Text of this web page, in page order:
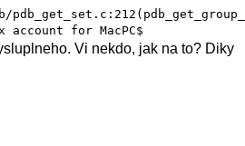
for MacPC$
Vi nekdo, jak na to? Diky